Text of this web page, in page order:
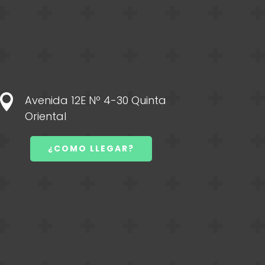
Avenida 12E Nº 4-30 Quinta
Oriental
¿COMO LLEGAR?